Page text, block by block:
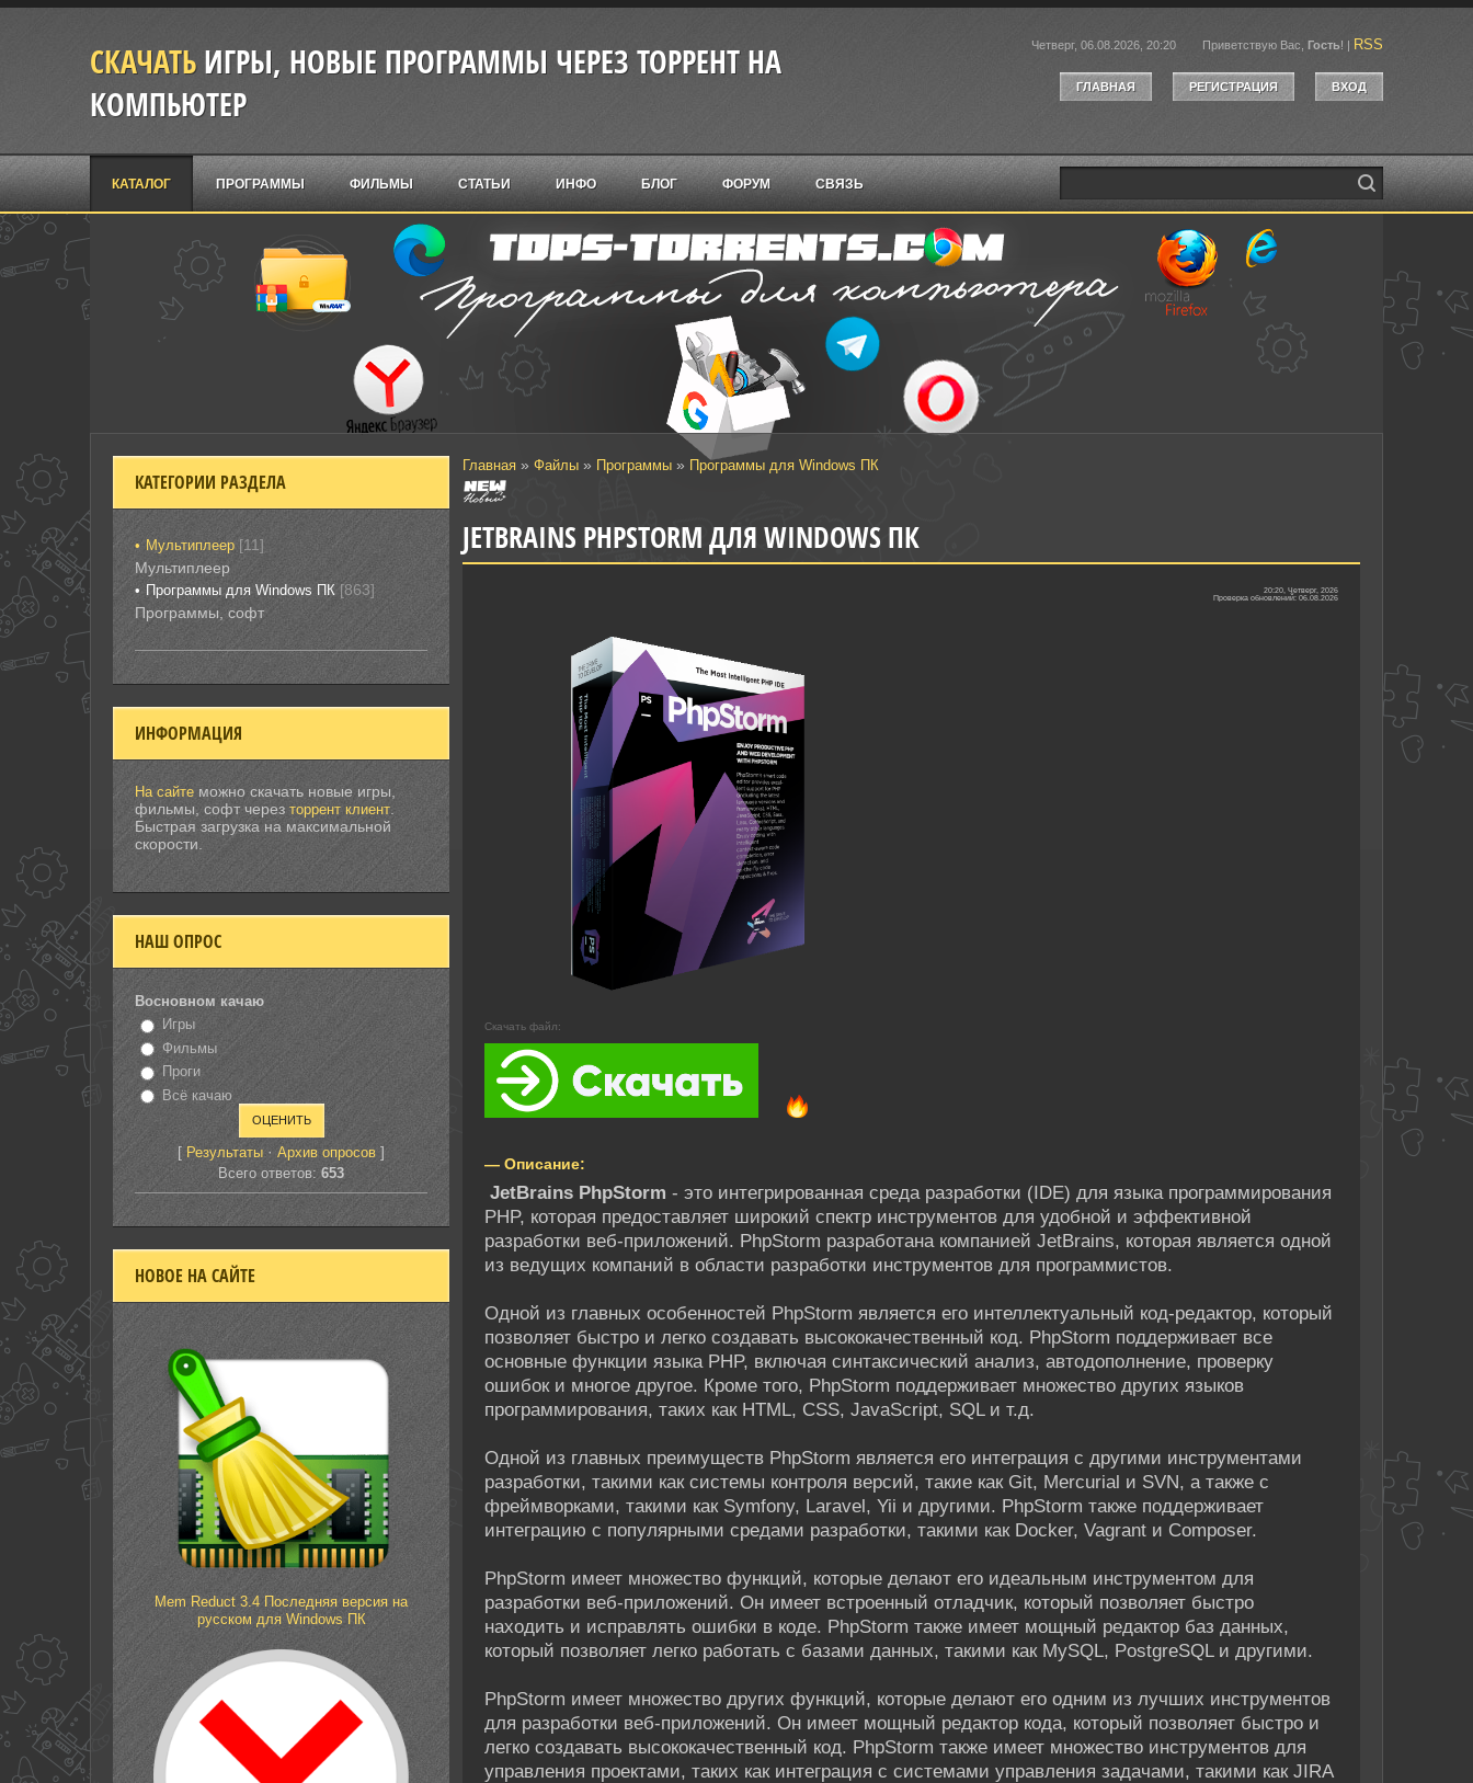
СКАЧАТЬИГРЫ, НОВЫЕ ПРОГРАММЫ ЧЕРЕЗ ТОРРЕНТ НА
КОМПЬЮТЕР
Четверг, 06.08.2026, 20:20 Приветствую Вас Гость! | RSS
ГЛАВНАЯ РЕГИСТРАЦИЯ ВХОД
КАТАЛОГ ПРОГРАММЫ ФИЛЬМЫ СТАТЬИ ИНФО БЛОГ ФОРУМ СВЯЗЬ
Главная» Файлы» Программы» Программы для Windows ПК
JETBRAINS PHPSTORM ДЛЯ WINDOWS ПК
20:20, Четверг, 2026
Проверка обновлений: 06.08.2026
Скачать файл:
— Описание:
JetBrains PhpStorm - это интегрированная среда разработки (IDE) для языка программирования
PHP, которая предоставляет широкий спектр инструментов для удобной и эффективной
разработки веб-приложений. PhpStorm разработана компанией JetBrains, которая является одной
из ведущих компаний в области разработки инструментов для программистов.
Одной из главных особенностей PhpStorm является его интеллектуальный код-редактор, который
позволяет быстро и легко создавать высококачественный код. PhpStorm поддерживает все
основные функции языка PHP, включая синтаксический анализ, автодополнение, проверку
ошибок и многое другое. Кроме того, PhpStorm поддерживает множество других языков
программирования, таких как HTML, CSS, JavaScript, SQL и т.д.
Одной из главных преимуществ PhpStorm является его интеграция с другими инструментами
разработки, такими как системы контроля версий, такие как Git, Mercurial и SVN, а также с
фреймворками, такими как Symfony, Laravel, Yii и другими. PhpStorm также поддерживает
интеграцию с популярными средами разработки, такими как Docker, Vagrant и Composer.
PhpStorm имеет множество функций, которые делают его идеальным инструментом для
разработки веб-приложений. Он имеет встроенный отладчик, который позволяет быстро
находить и исправлять ошибки в коде. PhpStorm также имеет мощный редактор баз данных,
который позволяет легко работать с базами данных, такими как MySQL, PostgreSQL и другими.
PhpStorm имеет множество других функций, которые делают его одним из лучших инструментов
для разработки веб-приложений. Он имеет мощный редактор кода, который позволяет быстро и
легко создавать высококачественный код. PhpStorm также имеет множество инструментов для
управления проектами, таких как интеграция с системами управления задачами, такими как JIRA
КАТЕГОРИИ РАЗДЕЛА
Мультиплеер [11]
Мультиплеер
Программы для Windows ПК [863]
Программы, софт
ИНФОРМАЦИЯ
На сайте можно скачать новые игры,
фильмы, софт через торрент клиент
Быстрая загрузка на максимальной
скорости.
НАШ ОПРОС
Восновном качаю
Игры
Фильмы
Проги
Всё качаю
[ Результаты·Архив опросов ]
Всего ответов:653
НОВОЕ НА САЙТЕ
Mem Reduct 3.4 Последняя версия на
русском для Windows ПК